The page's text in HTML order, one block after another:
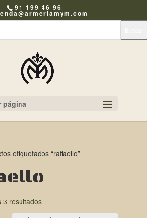
91 199 46 96
página
etiquetados “raffaello”
3 resultados